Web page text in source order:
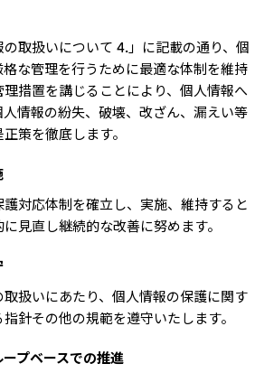
対する支援について
決算
ト
ローチ
統合報告書
用
FacebookLinkedInYoutube
取扱いについて 4.」に記載の通り、個
な管理を行うために最適な体制を維持
措置を講じることにより、個人情報へ
情報の紛失、破壊、改ざん、漏えい等
策を徹底します。
対応体制を確立し、実施、維持すると
見直し継続的な改善に努めます。
扱いにあたり、個人情報の保護に関す
針その他の規範を遵守いたします。
プベースでの推進